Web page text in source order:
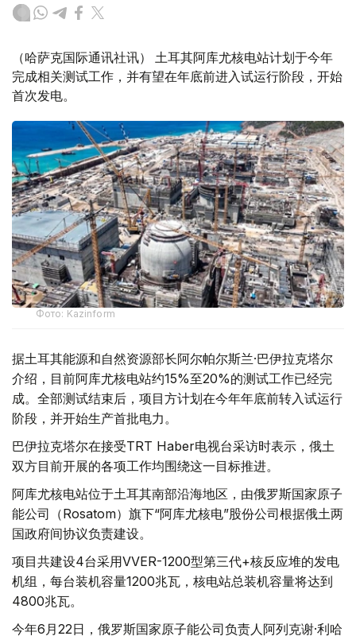
（哈萨克国际通讯社讯） 土耳其阿库尤核电站计划于今年
完成相关测试工作，并有望在年底前进入试运行阶段，开始
首次发电。
Фото: Kazinform
据土耳其能源和自然资源部长阿尔帕尔斯兰·巴伊拉克塔尔
介绍，目前阿库尤核电站约15%至20%的测试工作已经完
成。全部测试结束后，项目方计划在今年年底前转入试运行
阶段，并开始生产首批电力。
巴伊拉克塔尔在接受TRT Haber电视台采访时表示，俄土
双方目前开展的各项工作均围绕这一目标推进。
阿库尤核电站位于土耳其南部沿海地区，由俄罗斯国家原子
能公司（Rosatom）旗下“阿库尤核电”股份公司根据俄土两
国政府间协议负责建设。
项目共建设4台采用VVER-1200型第三代+核反应堆的发电
机组，每台装机容量1200兆瓦，核电站总装机容量将达到
4800兆瓦。
今年6月22日，俄罗斯国家原子能公司负责人阿列克谢·利哈